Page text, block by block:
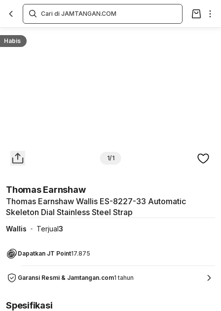
Habis
1/1
Thomas Earnshaw
Thomas Earnshaw Wallis ES-8227-33 Automatic
Skeleton Dial Stainless Steel Strap
Wallis Terjual3
Dapatkan JT Point17.875
Garansi Resmi & Jamtangan.com1 tahun
Overview
Spesifikasi